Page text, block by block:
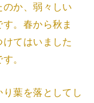
か、弱々しい
。春から秋ま
てはいました
。
葉を落としてし